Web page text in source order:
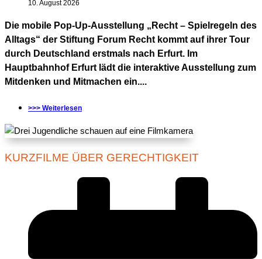
10. August 2026
Die mobile Pop-Up-Ausstellung „Recht – Spielregeln des
Alltags“ der Stiftung Forum Recht kommt auf ihrer Tour
durch Deutschland erstmals nach Erfurt. Im
Hauptbahnhof Erfurt lädt die interaktive Ausstellung zum
Mitdenken und Mitmachen ein....
>>> Weiterlesen
KURZFILME ÜBER GERECHTIGKEIT